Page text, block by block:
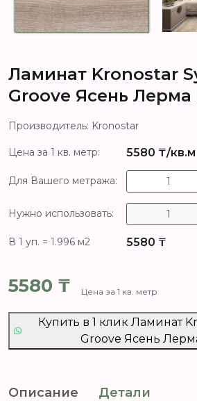
Ламинат Kronostar
Groove Ясень Лерма
Производитель: Kronostar
Цена за 1 кв. метр: 5580 ₸/кв.м
Для Вашего метража:
Нужно использовать:
В 1 уп. = 1.996 м2 5580 ₸
5580 ₸ Цена за 1 кв. метр
Купить в 1 клик Ламинат
Groove Ясень
Описание Детали